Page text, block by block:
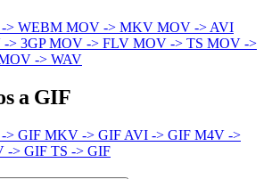
> WEBM MOV -> MKV MOV -> AVI
> 3GPMOV -> FLV MOV -> TS MOV ->
-> WAV
a GIF
> GIF MKV -> GIF AVI -> GIF M4V ->
-> GIF TS -> GIF